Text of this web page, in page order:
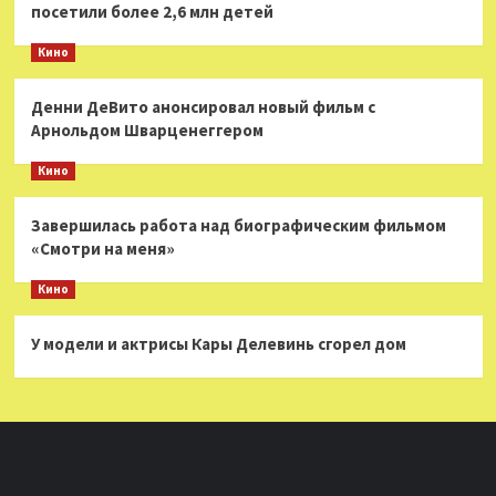
посетили более 2,6 млн детей
Кино
Денни ДеВито анонсировал новый фильм с
Арнольдом Шварценеггером
Кино
Завершилась работа над биографическим фильмом
«Смотри на меня»
Кино
У модели и актрисы Кары Делевинь сгорел дом